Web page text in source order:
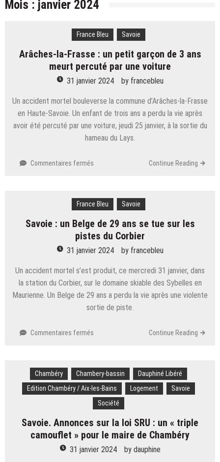
cohésion » : pourquoi l’équipe de France se
après l’incendie de l’hôtel des Grandes Alpes à
Courchevel, le long travail de curage continue
Ski – Congrès ESF. « Faire entendre la voix des
moniteurs » : Eric Brèche solide à la tête des Pulls
rouges
Savoie. « Je n’ai que ça en tête » : Mickaël Mugnier,
le chef boulanger bientôt Meilleur ouvrier de France
Savoie. Le « rat d’hôtel » avait volé 777 000 euros
de bijoux dans le coffre d’une touriste russe à
Courchevel
Alpes françaises. Quarante ouvrages à livrer pour
les JO 2030 : « On va y arriver, on n’a aucune alerte
Courchevel. Un ouvrier de 30 ans meurt écrasé sous
un bloc de béton
Mois : janvier 2024
France Bleu Savoie
Arâches-la-Frasse : un petit garçon de 3 ans
meurt percuté par une voiture
31 janvier 2024 by francebleu
Un accident mortel bouleverse la commune d’Arâches-la-Frasse
en Haute-Savoie. Un enfant de trois ans a perdu la vie après
avoir été percuté par une voiture, jeudi 25 janvier, à la sortie du
hameau du Lays.
Commentaires fermés
un
garçon
de
ans
meurt
percuté
par
une
voiture
Continue Reading
France Bleu Savoie
Savoie : un Belge de 29 ans se tue sur les
pistes du Corbier
31 janvier 2024 by francebleu
Un accident mortel s’est produit, ce mercredi 31 janvier, dans
la station du Corbier, sur le domaine skiable des Sybelles en
Maurienne. Un Belge de 29 ans a perdu la vie après une violente
sortie de piste.
Commentaires fermés
de
29
ans
se
sur
les
pistes
Continue Reading
Chambéry Chambery-bassin
Dauphiné Libéré
Edition Chambéry / Aix-les-Bains
Logement
Savoie
Société
Savoie. Annonces sur la loi SRU : un « triple
camouflet » pour le maire de Chambéry
31 janvier 2024 by dauphine